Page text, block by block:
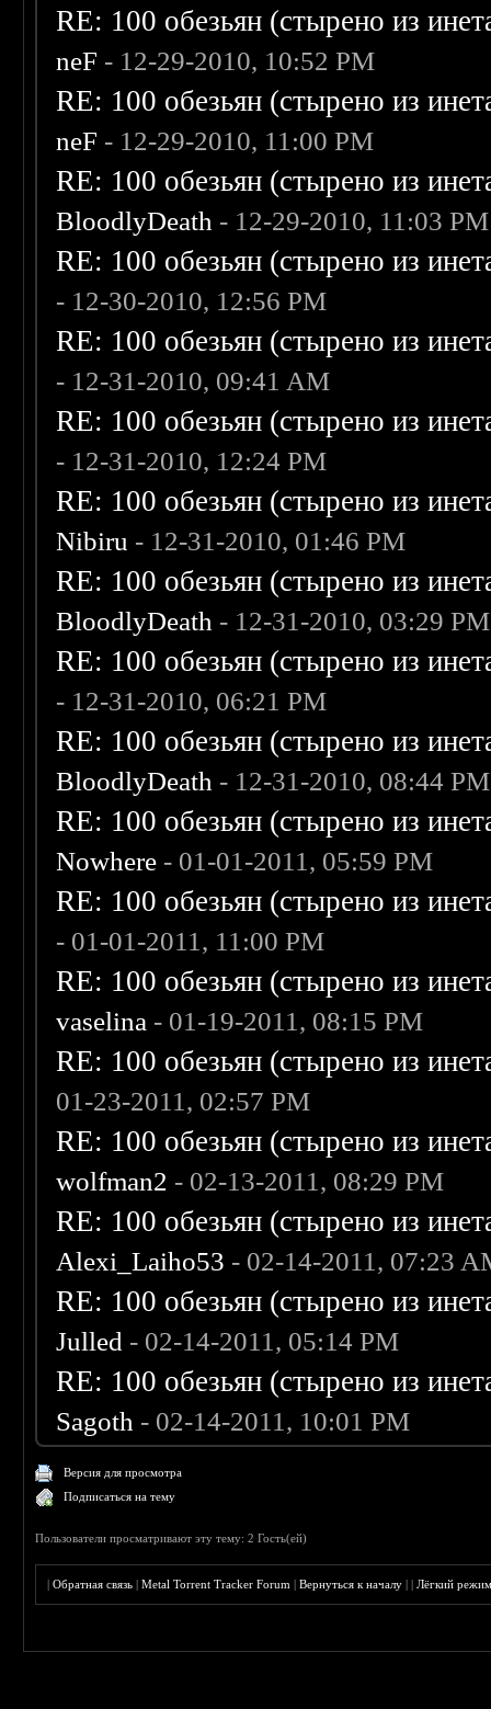
RE: 100 обезьян (стырено из
neF - 12-29-2010, 10:52 PM
RE: 100 обезьян (стырено из
neF - 12-29-2010, 11:00 PM
RE: 100 обезьян (стырено из
BloodlyDeath - 12-29-2010, 11:03 PM
RE: 100 обезьян (стырено из
- 12-30-2010, 12:56 PM
RE: 100 обезьян (стырено из
- 12-31-2010, 09:41 AM
RE: 100 обезьян (стырено из
- 12-31-2010, 12:24 PM
RE: 100 обезьян (стырено из
Nibiru - 12-31-2010, 01:46 PM
RE: 100 обезьян (стырено из
BloodlyDeath - 12-31-2010, 03:29 PM
RE: 100 обезьян (стырено из
- 12-31-2010, 06:21 PM
RE: 100 обезьян (стырено из
BloodlyDeath - 12-31-2010, 08:44 PM
RE: 100 обезьян (стырено из
Nowhere - 01-01-2011, 05:59 PM
RE: 100 обезьян (стырено из
- 01-01-2011, 11:00 PM
RE: 100 обезьян (стырено из
vaselina - 01-19-2011, 08:15 PM
RE: 100 обезьян (стырено из
01-23-2011, 02:57 PM
RE: 100 обезьян (стырено из
wolfman2 - 02-13-2011, 08:29 PM
RE: 100 обезьян (стырено из
Alexi_Laiho53 - 02-14-2011, 07:23
RE: 100 обезьян (стырено из
Julled - 02-14-2011, 05:14 PM
RE: 100 обезьян (стырено из
Sagoth - 02-14-2011, 10:01 PM
Версия для просмотра
Подписаться на тему
Пользователи просматривают эту тему: 2 Гость(ей)
|Обратная связь |Metal Torrent Tracker Forum |Вернуться к началу ||Лёгкий